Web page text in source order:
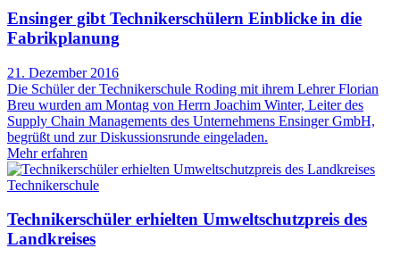
Ensinger gibt Technikerschülern Einblicke in die
Fabrikplanung
21. Dezember 2016
Die Schüler der Technikerschule Roding mit ihrem Lehrer Florian
Breu wurden am Montag von Herrn Joachim Winter, Leiter des
Supply Chain Managements des Unternehmens Ensinger GmbH,
begrüßt und zur Diskussionsrunde eingeladen.
Mehr erfahren
Technikerschule
Technikerschüler erhielten Umweltschutzpreis des
Landkreises